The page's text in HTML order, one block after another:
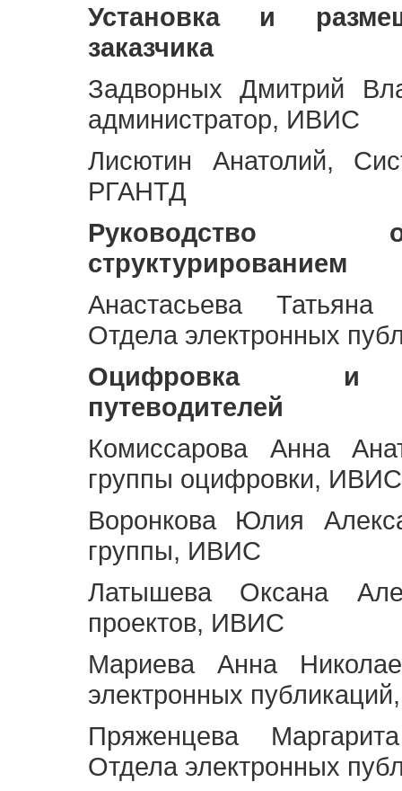
Установка и
заказчика
Задворных Дмитрий
администратор, ИВИС
Лисютин Анатолий,
РГАНТД
Руководство
структурированием
Анастасьева Татьяна
Отдела электронных
Оцифровка и
путеводителей
Комиссарова Анна
группы оцифровки, ИВИС
Воронкова Юлия
группы, ИВИС
Латышева Оксана
проектов, ИВИС
Мариева Анна
электронных
Пряженцева
Отдела электронных